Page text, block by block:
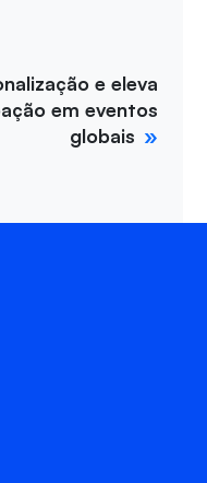
e eleva
em eventos
globais